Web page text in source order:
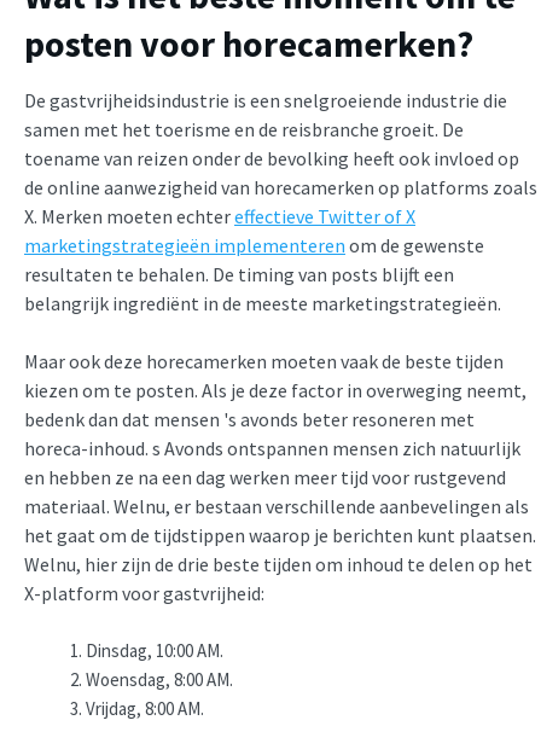
posten voor horecamerken?
De gastvrijheidsindustrie is een snelgroeiende industrie die
samen met het toerisme en de reisbranche groeit. De
toename van reizen onder de bevolking heeft ook invloed op
de online aanwezigheid van horecamerken op platforms zoals
X. Merken moeten echtereffectieve Twitter of X
marketingstrategieën implementeren om de gewenste
resultaten te behalen. De timing van posts blijft een
belangrijk ingrediënt in de meeste marketingstrategieën.
Maar ook deze horecamerken moeten vaak de beste tijden
kiezen om te posten. Als je deze factor in overweging neemt,
bedenk dan dat mensen 's avonds beter resoneren met
horeca-inhoud. s Avonds ontspannen mensen zich natuurlijk
en hebben ze na een dag werken meer tijd voor rustgevend
materiaal. Welnu, er bestaan verschillende aanbevelingen als
het gaat om de tijdstippen waarop je berichten kunt plaatsen.
Welnu, hier zijn de drie beste tijden om inhoud te delen op het
X-platform voor gastvrijheid:
Dinsdag, 10:00 AM.
Woensdag, 8:00 AM.
Vrijdag, 8:00 AM.